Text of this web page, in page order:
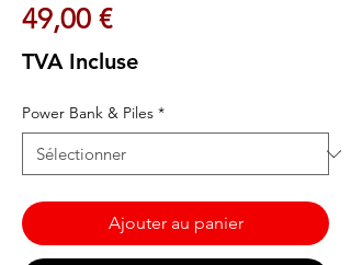
49,00 €Prix
TVA Incluse
Power Bank & Piles *
Ajouter au panier